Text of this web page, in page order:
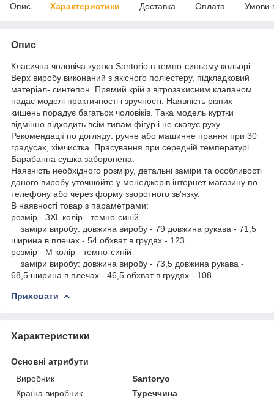
Опис Характеристики Доставка Оплата Умови
Опис
Класична чоловіча куртка Santorio в темно-синьому кольорі.
Верх виробу виконаний з якісного поліестеру, підкладковий
матеріал- синтепон. Прямий крій з вітрозахисним клапаном
надає моделі практичності і зручності. Наявність різних
кишень порадує багатьох чоловіків. Така модель куртки
відмінно підходить всім типам фігур і не сковує руху.
Рекомендації по догляду: ручне або машинне прання при 30
градусах, хімчистка. Прасування при середній температурі.
Барабанна сушка заборонена.
Наявність необхідного розміру, детальні заміри та особливості
даного виробу уточнюйте у менеджерів інтернет магазину по
телефону або через форму зворотного зв'язку.
В наявності товар з параметрами:
розмір - 3XL колір - темно-синій
заміри виробу: довжина виробу - 79 довжина рукава - 71,5
ширина в плечах - 54 обхват в грудях - 123
розмір - M колір - темно-синій
заміри виробу: довжина виробу - 73,5 довжина рукава -
68,5 ширина в плечах - 46,5 обхват в грудях - 108
Приховати
Характеристики
Основні атрибути
Виробник
Santoryo
Країна виробник
Туреччина